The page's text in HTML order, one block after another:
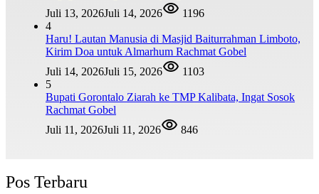
Juli 13, 2026Juli 14, 2026
1196
4
Haru! Lautan Manusia di Masjid Baiturrahman Limboto,
Kirim Doa untuk Almarhum Rachmat Gobel
Juli 14, 2026Juli 15, 2026
1103
5
Bupati Gorontalo Ziarah ke TMP Kalibata, Ingat Sosok
Rachmat Gobel
Juli 11, 2026Juli 11, 2026 846
Pos Terbaru